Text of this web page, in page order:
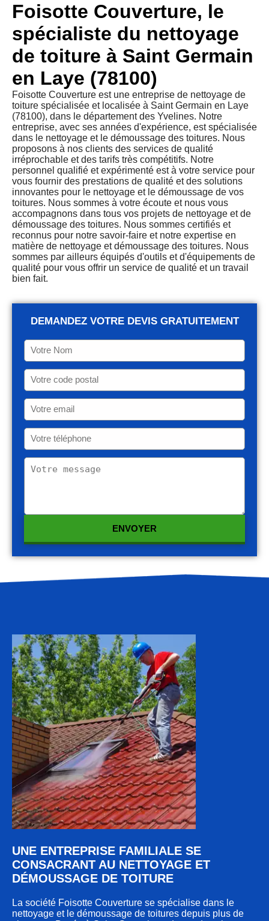
Foisotte Couverture, le
spécialiste du nettoyage
de toiture à Saint Germain
en Laye (78100)
Foisotte Couverture est une entreprise de nettoyage de
toiture spécialisée et localisée à Saint Germain en Laye
(78100), dans le département des Yvelines. Notre
entreprise, avec ses années d'expérience, est spécialisée
dans le nettoyage et le démoussage des toitures. Nous
proposons à nos clients des services de qualité
irréprochable et des tarifs très compétitifs. Notre
personnel qualifié et expérimenté est à votre service pour
vous fournir des prestations de qualité et des solutions
innovantes pour le nettoyage et le démoussage de vos
toitures. Nous sommes à votre écoute et nous vous
accompagnons dans tous vos projets de nettoyage et de
démoussage des toitures. Nous sommes certifiés et
reconnus pour notre savoir-faire et notre expertise en
matière de nettoyage et démoussage des toitures. Nous
sommes par ailleurs équipés d'outils et d'équipements de
qualité pour vous offrir un service de qualité et un travail
bien fait.
DEMANDEZ VOTRE DEVIS GRATUITEMENT
UNE ENTREPRISE FAMILIALE SE
CONSACRANT AU NETTOYAGE ET
DÉMOUSSAGE DE TOITURE
La société Foisotte Couverture se spécialise dans le
nettoyage et le démoussage de toitures depuis plus de